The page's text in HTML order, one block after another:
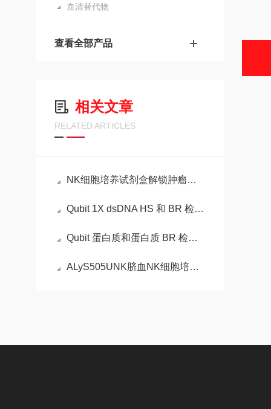
血清替代物
查看全部产品
相关文章
RELATED ARTICLES
NK细胞培养试剂盒解锁肿瘤免疫治疗的“细胞工厂”
Qubit 1X dsDNA HS 和 BR 检测试剂盒的性能
Qubit 蛋白质和蛋白质 BR 检测试剂盒的性能
ALyS505UNK脐血NK细胞培养试剂盒